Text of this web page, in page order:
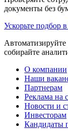
документы без
Ускорьте подбор
Автоматизируйте
собирайте
О компании
Наши
Партнерам
Реклама на
Новости и
Инвесторам
Кандидаты